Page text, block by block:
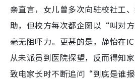
亲直言，女儿曾多次向驻校社工
助，但校方每次都企图以“叫对
毫无阻吓力。更甚的是，静怡在
从未派员到医院探望，反而得知家
致电家长时不断追问“到底是谁